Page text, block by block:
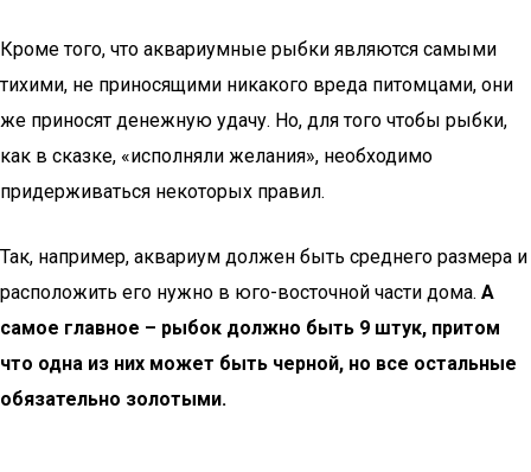
Кроме того, что аквариумные рыбки являются самыми
тихими, не приносящими никакого вреда питомцами, они
же приносят денежную удачу. Но, для того чтобы рыбки,
как в сказке, «исполняли желания», необходимо
придерживаться некоторых правил.
Так, например, аквариум должен быть среднего размера и
расположить его нужно в юго-восточной части дома. А
самое главное – рыбок должно быть 9 штук, притом
что одна из них может быть черной, но все остальные
обязательно золотыми.